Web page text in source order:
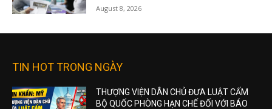
August 8, 2026
TIN HOT TRONG NGÀY
THƯỢNG VIỆN DÂN CHỦ ĐƯA LUẬT CẤM
BỘ QUỐC PHÒNG HẠN CHẾ ĐỐI VỚI BÁO